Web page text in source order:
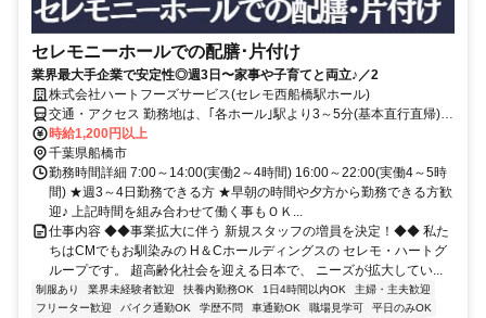
セレモニーホールでの配膳･片付け
業界最大手企業で安定性◎週3日〜家事や子育てと両立♪／2
株式会社ハートフーズサービス(セレモ西船橋駅ホール)
交通・アクセス 勤務地は、｢各ホール｣駅より3～5分(基本直行直帰)の
駅近現場多数
時給1,200円以上
千葉県船橋市
勤務時間詳細 7:00～14:00(実働2～4時間) 16:00～22:00(実働4～5時
間) ★週3～4日勤務できる方 ★早朝の時間や夕方から勤務できる方歓
迎♪ 上記時間を組み合わせて働く事もＯＫ...
仕事内容 ◆◆事業拡大に伴う 新規スタッフの増員を決定！◆◆ 私た
ちはCMでもお馴染みの H＆Cホールディングスの セレモ・ハートグ
ループです。 超高齢化社会を迎える日本で、 ニーズが拡大してい...
制服あり 業界未経験者歓迎 扶養内勤務OK 1日4時間以内OK
主婦・主夫歓迎
フリーター歓迎
バイク通勤OK 学歴不問 車通勤OK 職場見学可
平日のみOK